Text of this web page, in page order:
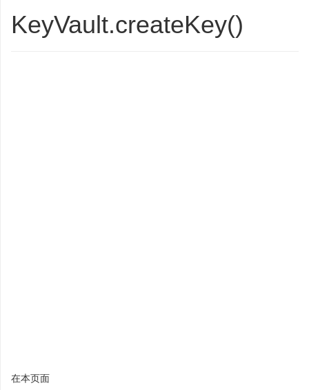
KeyVault.createKey()
在本页面